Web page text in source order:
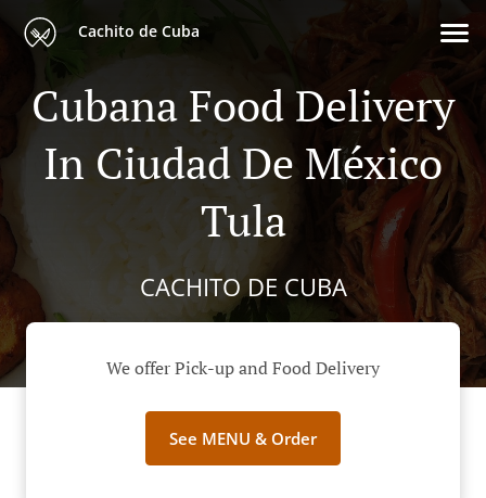
Cachito de Cuba
Cubana Food Delivery
In Ciudad De México
Tula
CACHITO DE CUBA
We offer Pick-up and Food Delivery
See MENU & Order